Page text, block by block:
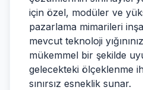
için özel, modüler ve
pazarlama mimarileri
mevcut teknoloji
mükemmel bir şekilde
gelecekteki ölçeklenme
sınırsız esneklik sunar.